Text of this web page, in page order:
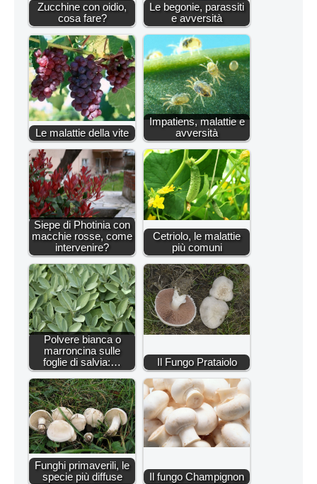
Zucchine con oidio,
cosa fare?
Le begonie, parassiti
e avversità
Le malattie della vite
Impatiens, malattie e
avversità
Siepe di Photinia con
macchie rosse, come
intervenire?
Cetriolo, le malattie
più comuni
Polvere bianca o
marroncina sulle
foglie di salvia:…
Il Fungo Prataiolo
Funghi primaverili, le
specie più diffuse
Il fungo Champignon